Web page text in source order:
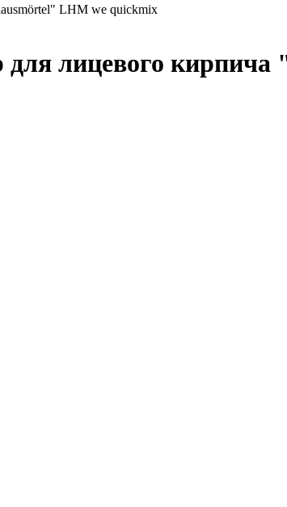
LHM we quickmix
для лицевого